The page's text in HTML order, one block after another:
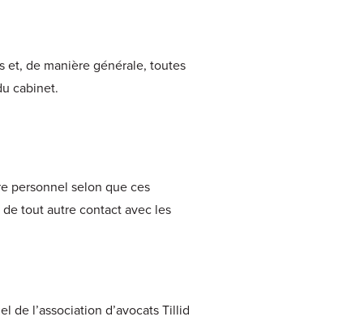
et, de manière générale, toutes
cabinet.
personnel selon que ces
tout autre contact avec les
de l’association d’avocats Tillid